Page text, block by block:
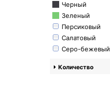
Черный
Зеленый
Персиковый
Салатовый
Серо-бежевый
Количество